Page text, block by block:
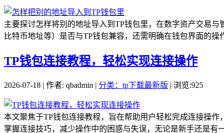
主要探讨怎样将别的地址导入到TP钱包里，在数字资产交易
比特币地址等）是否与TP钱包兼容，还需明确在钱包界面的
TP钱包连接教程，轻松实现连接操作
2026-07-18 | 作者: qbadmin | 分类：tp下载最新版 | 浏览:925
本文聚焦于TP钱包连接教程，旨在帮助用户轻松完成连接操
掌握连接技巧，减少操作中的困惑与失误，无论是新手还是有